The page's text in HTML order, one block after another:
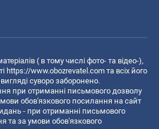
( в тому числі фото- та відео-),
https://www.obozrevatel.com та всіх його
суворо заборонено.
при отриманні письмового дозволу
обов'язкового посилання на сайт
- при отриманні письмового
та за умови обов'язкового